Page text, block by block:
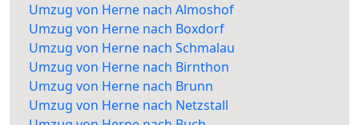
Umzug von Herne nach Almoshof
Umzug von Herne nach Boxdorf
Umzug von Herne nach Schmalau
Umzug von Herne nach Birnthon
Umzug von Herne nach Brunn
Umzug von Herne nach Netzstall